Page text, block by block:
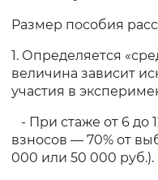
Размер пособия
1. Определяется
величина зависит
участия в
- При стаже от 6 до
взносов — 70% от
000 или 50 000 руб.).